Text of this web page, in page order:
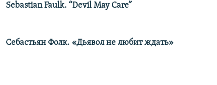
Sebastian Faulk. “Devil May Care”
Себастьян Фолк. «Дьявол не любит ждать»